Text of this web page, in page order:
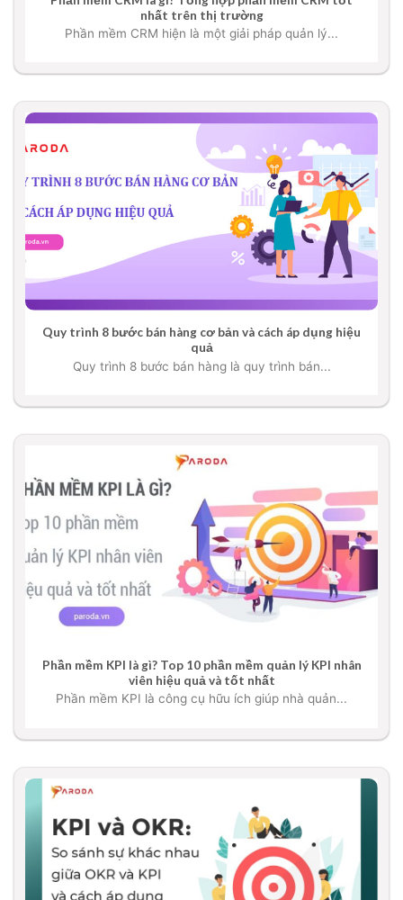
nhất trên thị trường
Phần mềm CRM hiện là một giải pháp quản lý...
Quy trình 8 bước bán hàng cơ bản và cách áp dụng hiệu
quả
Quy trình 8 bước bán hàng là quy trình bán...
Phần mềm KPI là gì? Top 10 phần mềm quản lý KPI nhân
viên hiệu quả và tốt nhất
Phần mềm KPI là công cụ hữu ích giúp nhà quản...